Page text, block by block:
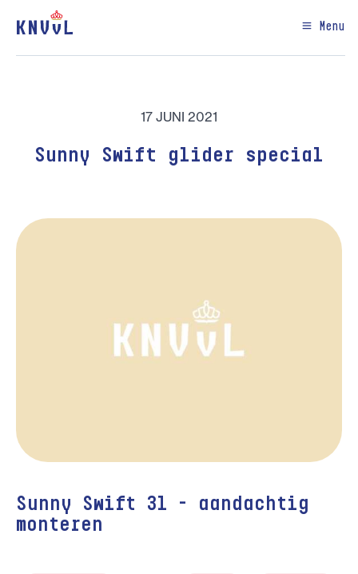
Menu
17 JUNI 2021
Sunny Swift glider special
Sunny Swift 31 - aandachtig
monteren